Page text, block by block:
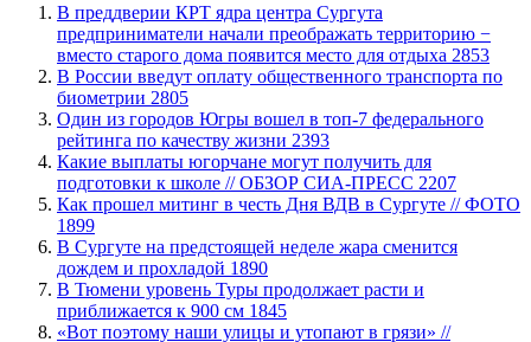
​В преддверии КРТ ядра центра Сургута
предприниматели начали преображать территорию −
вместо старого дома появится место для отдыха 2853
В России введут оплату общественного транспорта по
биометрии 2805
Один из городов Югры вошел в топ-7 федерального
рейтинга по качеству жизни 2393
Какие выплаты югорчане могут получить для
подготовки к школе // ОБЗОР СИА-ПРЕСС 2207
Как прошел митинг в честь Дня ВДВ в Сургуте // ФОТО
1899
В Сургуте на предстоящей неделе жара сменится
дождем и прохладой 1890
В Тюмени уровень Туры продолжает расти и
приближается к 900 см 1845
«Вот поэтому наши улицы и утопают в грязи» //